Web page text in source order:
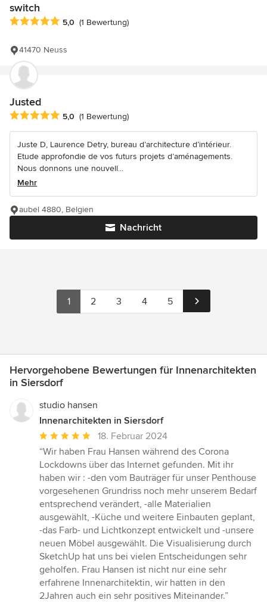
switch
Durchschnittliche Bewertung: 5 von 5 Sternen
5,0 (1 Bewertung)
41470 Neuss
Justed
Durchschnittliche Bewertung: 5 von 5 Sternen
5,0 (1 Bewertung)
Juste D, Laurence Detry, bureau d’architecture d’intérieur.
Etude approfondie de vos futurs projets d’aménagements.
Nous donnons une nouvell...
Mehr
Nachricht
aubel 4880, Belgien
1 2 3 4 5
Hervorgehobene Bewertungen für Innenarchitekten
in Siersdorf
studio hansen
Innenarchitekten in Siersdorf
Durchschnittliche
Bewertung:
5
von
5
Sternen
18. Februar 2024
“Wir haben Frau Hansen während des Corona
Lockdowns über das Internet gefunden. Mit ihr
haben wir : -den vom Bauträger für unser Penthouse
vorgesehenen Grundriss noch mehr unserem Bedarf
entsprechend verändert, -alle Materialien
ausgewählt, -Küche und weitere Einbauten geplant,
-das Farb- und Lichtkonzept entwickelt und -unsere
neuen Möbel ausgewählt. Die Visualisierung durch
SketchUp hat uns bei vielen Entscheidungen sehr
geholfen. Frau Hansen ist nicht nur eine sehr
erfahrene Innenarchitektin, wir hatten in den
2Jahren auch ein sehr positives Miteinander.”